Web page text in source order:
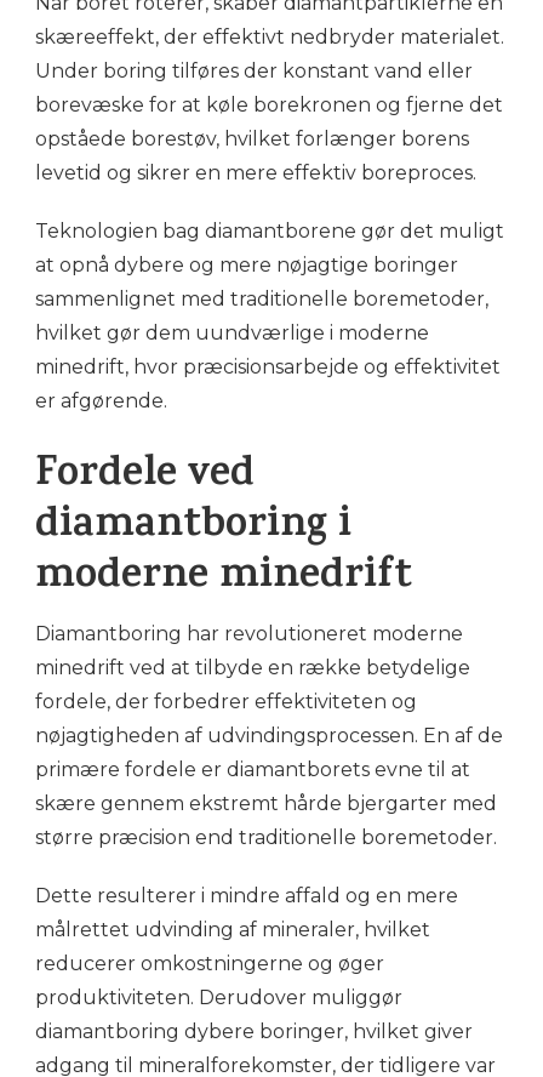
skæreeffekt, der effektivt nedbryder materialet.
Under boring tilføres der konstant vand eller
borevæske for at køle borekronen og fjerne det
opståede borestøv, hvilket forlænger borens
levetid og sikrer en mere effektiv boreproces.
Teknologien bag diamantborene gør det muligt
at opnå dybere og mere nøjagtige boringer
sammenlignet med traditionelle boremetoder,
hvilket gør dem uundværlige i moderne
minedrift, hvor præcisionsarbejde og effektivitet
er afgørende.
Fordele ved
diamantboring i
moderne minedrift
Diamantboring har revolutioneret moderne
minedrift ved at tilbyde en række betydelige
fordele, der forbedrer effektiviteten og
nøjagtigheden af udvindingsprocessen. En af de
primære fordele er diamantborets evne til at
skære gennem ekstremt hårde bjergarter med
større præcision end traditionelle boremetoder.
Dette resulterer i mindre affald og en mere
målrettet udvinding af mineraler, hvilket
reducerer omkostningerne og øger
produktiviteten. Derudover muliggør
diamantboring dybere boringer, hvilket giver
adgang til mineralforekomster, der tidligere var